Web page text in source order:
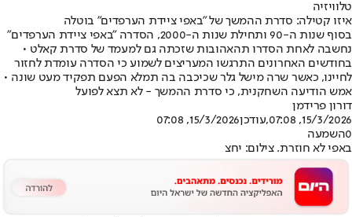
טלוויזיה
איזו קטילה: סדרת ההמשך של "באפי ציידת הערפדים" בוטלה
בסוף שנות ה-90 ותחילת שנות ה-2000, הסדרה "באפי ציידת הערפדים"
נחשבה לאחת הסדרו תהאהובות שזכתה גם למעמד של סדרת קאלט •
בחודשים האחרונים התרגשו המעריצים לשמוע כי הסדרה עומדת לחזור
לחיינו, כאשר שרה מישל גלר שכיכבה בה תמלא הפעם תפקיד מעט שונה •
אמש הודיעה השחקנית, כי סדרת ההמשך - לא תצא לפועל
דורון פרידמן
15/3/2026, 07:08
,עודכן15/3/2026, 07:08
0השמעה
באפי לא חוזרת. צילום: יחצ